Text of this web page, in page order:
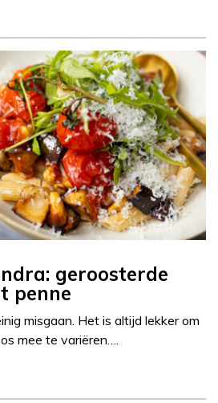
geroosterde
penne
misgaan. Het is altijd lekker om
mee te variëren….